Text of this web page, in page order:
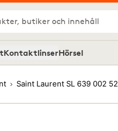
butiker och innehåll
KontaktlinserHörsel
Saint Laurent SL 639 002 52